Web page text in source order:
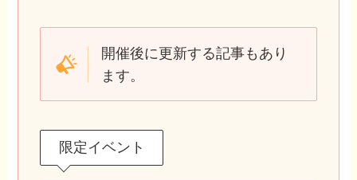
開催後に更新する記事もあり
ます。
限定イベント